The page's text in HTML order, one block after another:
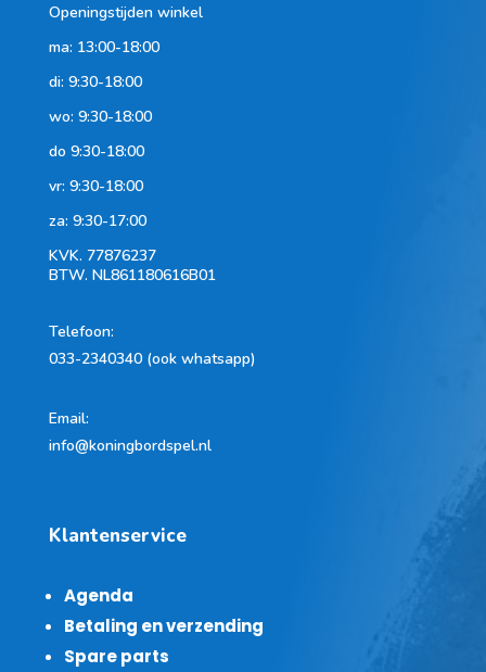
Openingstijden winkel
ma: 13:00-18:00
di: 9:30-18:00
wo: 9:30-18:00
do 9:30-18:00
vr: 9:30-18:00
za: 9:30-17:00
KVK. 77876237
BTW. NL861180616B01
Telefoon:
033-2340340 (ook whatsapp)
Email:
info@koningbordspel.nl
Klantenservice
Agenda
Betaling en verzending
Spare parts